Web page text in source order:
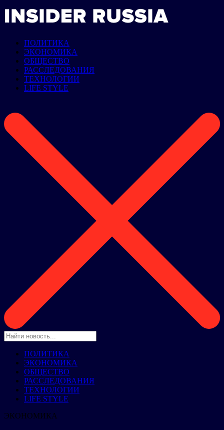
ПОЛИТИКА
ЭКОНОМИКА
ОБЩЕСТВО
РАССЛЕДОВАНИЯ
ТЕХНОЛОГИИ
LIFE STYLE
ПОЛИТИКА
ЭКОНОМИКА
ОБЩЕСТВО
РАССЛЕДОВАНИЯ
ТЕХНОЛОГИИ
LIFE STYLE
ЭКОНОМИКА